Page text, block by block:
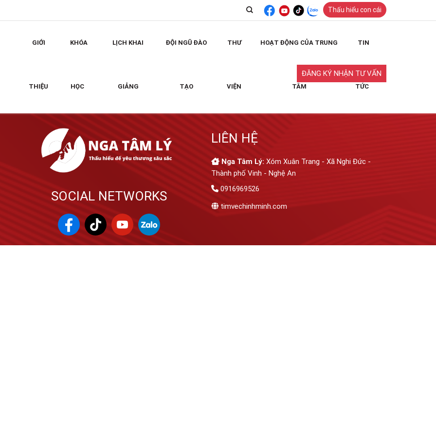
Thấu hiểu con cái
GIỚI
THIỆU
KHÓA
HỌC
LỊCH KHAI
GIẢNG
ĐỘI NGŨ ĐÀO
TẠO
THƯ
VIỆN
HOẠT ĐỘNG CỦA TRUNG
TÂM
TIN
TỨC
ĐĂNG KÝ NHẬN TƯ VẤN
SOCIAL NETWORKS
LIÊN HỆ
Nga Tâm Lý: Xóm Xuân Trang - Xã Nghi Đức -
Thành phố Vinh - Nghệ An
0916969526
timvechinhminh.com